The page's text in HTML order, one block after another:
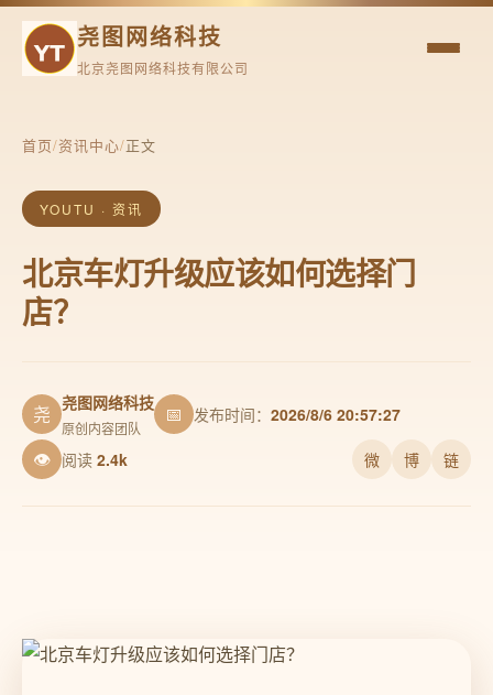
尧图网络科技
北京尧图网络科技有限公司
首页/资讯中心/正文
YOUTU · 资讯
北京车灯升级应该如何选择门
店？
尧 尧图网络科技
原创内容团队
📅 发布时间： 2026/8/6 20:57:27
👁 阅读 2.4k 微 博 链